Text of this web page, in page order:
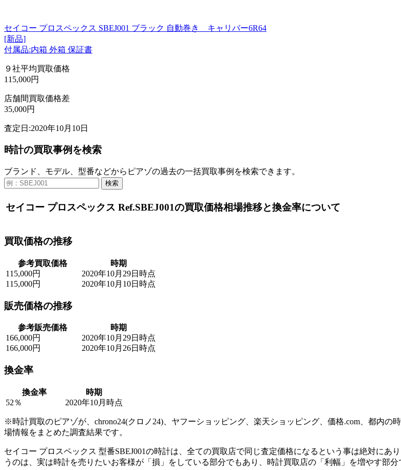
セイコー プロスペックス SBEJ001 ブラック 自動巻き キャリバー6R64
[新品]
付属品:内箱 外箱 保証書
９社平均買取価格
115,000円
店舗間買取価格差
35,000円
査定日:2020年10月10日
時計の買取事例を検索
ブランド、モデル、型番などからピアゾの過去の一括買取事例を検索できます。
検索
セイコー プロスペックス Ref.SBEJ001の買取価格相場推移と換金率について
買取価格の推移
参考買取価格
時期
115,000円
2020年10月29日時点
115,000円
2020年10月10日時点
販売価格の推移
参考販売価格
時期
166,000円
2020年10月29日時点
166,000円
2020年10月26日時点
換金率
換金率
時期
52％
2020年10月時点
※時計買取のピアゾが、chrono24(クロノ24)、ヤフーショッピング、楽天ショッピング、価格.com、都内
場情報をまとめた調査結果です。
セイコー プロスペックス 型番SBEJ001の時計は、全ての買取店で同じ査定価格になるという事は絶対に
うのは、実は時計を売りたいお客様が「損」をしている部分でもあり、時計買取店の「利幅」を増やす部分